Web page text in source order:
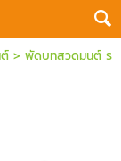
> พัดบทสวดมนต์ ร